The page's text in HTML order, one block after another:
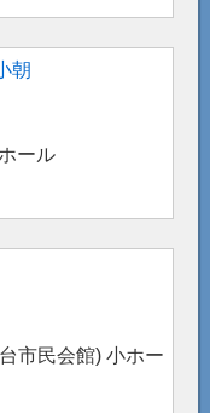
朝
ール
市民会館) 小ホー